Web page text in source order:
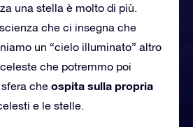
una stella è molto di più.
che ci insegna che
un “cielo illuminato” altro
che potremmo poi
che ospita sulla propria
e le stelle.